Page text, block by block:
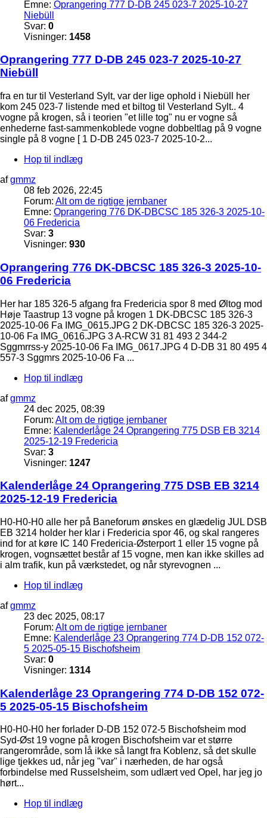
Emne: Oprangering 777 D-DB 245 023-7 2025-10-27
Niebüll
Svar: 0
Visninger: 1458
Oprangering 777 D-DB 245 023-7 2025-10-27
Niebüll
fra en tur til Vesterland Sylt, var der lige ophold i Niebüll her
kom 245 023-7 listende med et biltog til Vesterland Sylt.. 4
vogne på krogen, så i teorien "et lille tog" nu er vogne så
enhederne fast-sammenkoblede vogne dobbeltlag på 9 vogne
single på 8 vogne [ 1 D-DB 245 023-7 2025-10-2...
Hop til indlæg
afgmmz
08 feb 2026, 22:45
Forum: Alt om de rigtige jernbaner
Emne: Oprangering 776 DK-DBCSC 185 326-3 2025-10-
06 Fredericia
Svar: 3
Visninger: 930
Oprangering 776 DK-DBCSC 185 326-3 2025-10-
06 Fredericia
Her har 185 326-5 afgang fra Fredericia spor 8 med Øltog mod
Høje Taastrup 13 vogne på krogen 1 DK-DBCSC 185 326-3
2025-10-06 Fa IMG_0615.JPG 2 DK-DBCSC 185 326-3 2025-
10-06 Fa IMG_0616.JPG 3 A-RCW 31 81 493 2 344-2
Sggmrrss-y 2025-10-06 Fa IMG_0617.JPG 4 D-DB 31 80 495 4
557-3 Sggmrs 2025-10-06 Fa ...
Hop til indlæg
afgmmz
24 dec 2025, 08:39
Forum: Alt om de rigtige jernbaner
Emne: Kalenderlåge 24 Oprangering 775 DSB EB 3214
2025-12-19 Fredericia
Svar: 3
Visninger: 1247
Kalenderlåge 24 Oprangering 775 DSB EB 3214
2025-12-19 Fredericia
H0-H0-H0 alle her på Baneforum ønskes en glædelig JUL DSB
EB 3214 holder her klar i Fredericia spor 46, og skal rangeres
ind for at køre IC 140 Fredericia-Østerport 1 eller 15 vogne på
krogen, vognsættet består af 15 vogne, men kan ikke skilles ad
i alm trafik, kun på værkstedet, og når styrevognen ...
Hop til indlæg
afgmmz
23 dec 2025, 08:17
Forum: Alt om de rigtige jernbaner
Emne: Kalenderlåge 23 Oprangering 774 D-DB 152 072-
5 2025-05-15 Bischofsheim
Svar: 0
Visninger: 1314
Kalenderlåge 23 Oprangering 774 D-DB 152 072-
5 2025-05-15 Bischofsheim
H0-H0-H0 her forlader D-DB 152 072-5 Bischofsheim mod
Syd-Øst 19 vogne på krogen Bischofsheim var et større
rangerområde, som lå ikke så langt fra Koblenz, så det skulle
lige tjekkes ud, når jeg "var" i nærheden, de har også
forbindelse med Russelsheim, som udlært ved Opel, har jeg jo
hørt...
Hop til indlæg